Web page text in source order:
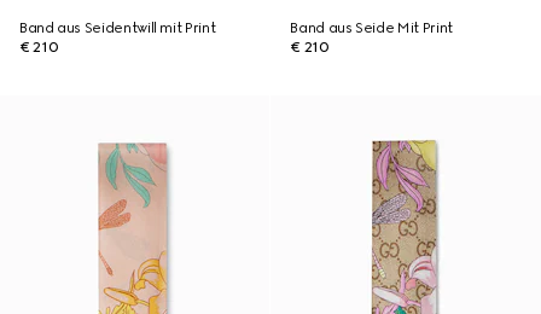
Band aus Seidentwill mit Print
€ 210
Band aus Seide Mit Print
€ 210